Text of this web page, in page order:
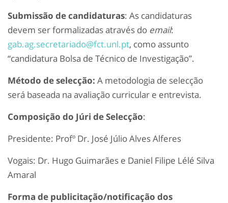
Submissão de candidaturas: As candidaturas
devem ser formalizadas através do email:
gab.ag.secretariado@fct.unl.pt, como assunto
“candidatura Bolsa de Técnico de Investigação”.
Método de selecção: A metodologia de selecção
será baseada na avaliação curricular e entrevista.
Composição do Júri de Selecção:
Presidente: Profº Dr. José Júlio Alves Alferes
Vogais: Dr. Hugo Guimarães e Daniel Filipe Lélé Silva
Amaral
Forma de publicitação/notificação dos